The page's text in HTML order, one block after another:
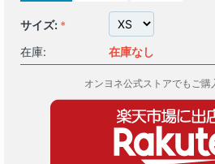
サイズ:
在庫:
在庫なし
オンヨネ公式ストアでもご購